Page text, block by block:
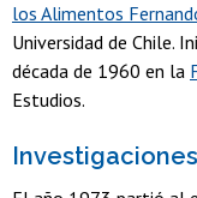
los Alimentos
Universidad de Chile.
década de 1960 en la
Estudios.